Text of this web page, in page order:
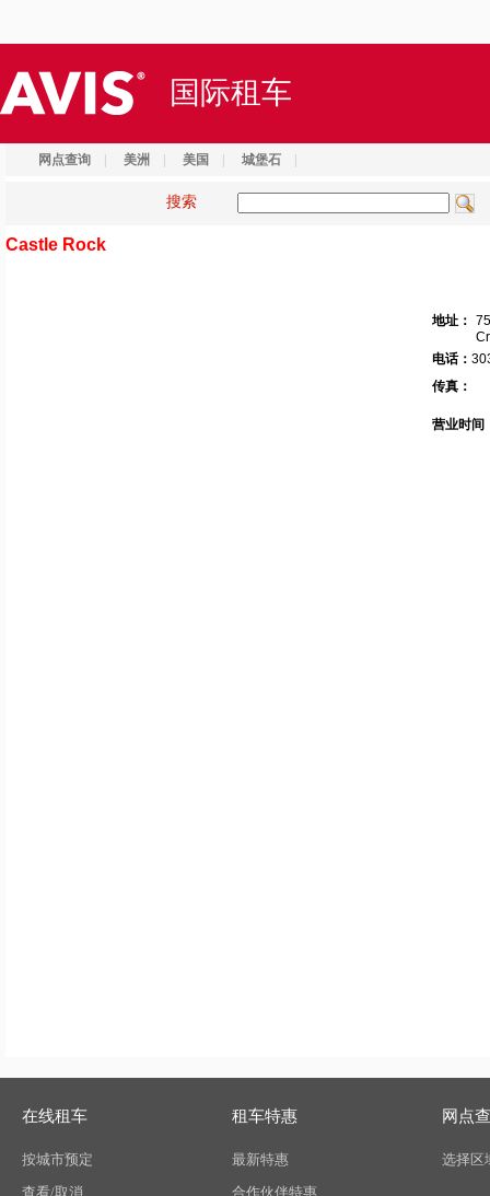
国际租车
网点查询 美洲 美国 城堡石
搜索
Castle Rock
地址：
电话：
传真：
营业时间
在线租车
按城市预定
查看/取消
租车特惠
最新特惠
合作伙伴特惠
网点
选择区